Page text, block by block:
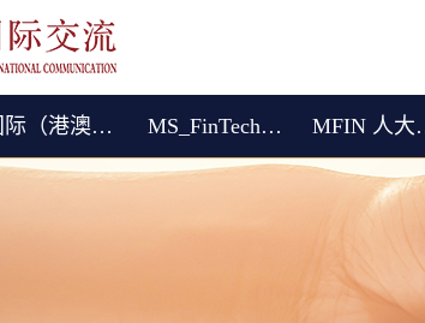
国际（港澳台）交流 MS_FinTech (English) MFIN